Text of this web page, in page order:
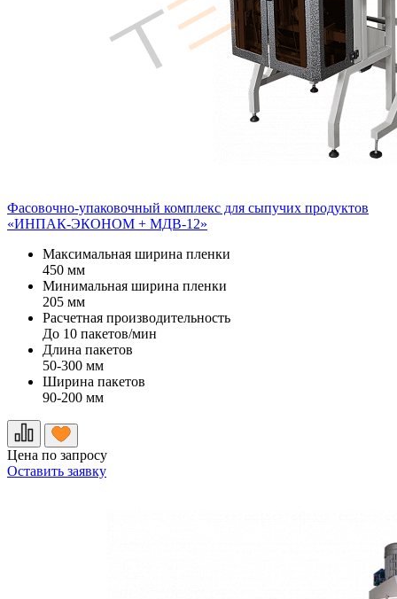
Фасовочно-упаковочный комплекс для сыпучих продуктов
«ИНПАК-ЭКОНОМ + МДВ-12»
Максимальная ширина пленки
450 мм
Минимальная ширина пленки
205 мм
Расчетная производительность
До 10 пакетов/мин
Длина пакетов
50-300 мм
Ширина пакетов
90-200 мм
Цена по запросу
Оставить заявку